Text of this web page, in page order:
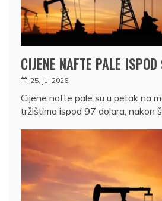
CIJENE NAFTE PALE
25. jul 2026.
Cijene nafte pale su u petak na
tržištima ispod 97 dolara, nakon